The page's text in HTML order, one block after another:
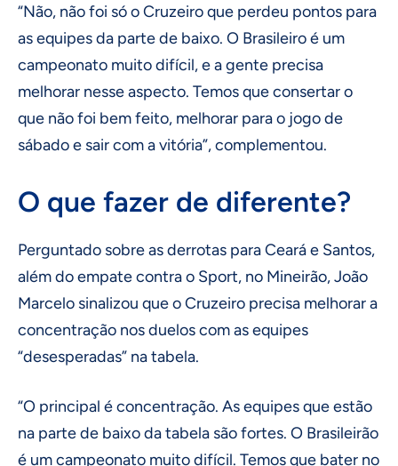
“Não, não foi só o Cruzeiro que perdeu pontos para
as equipes da parte de baixo. O Brasileiro é um
campeonato muito difícil, e a gente precisa
melhorar nesse aspecto. Temos que consertar o
que não foi bem feito, melhorar para o jogo de
sábado e sair com a vitória”, complementou.
O que fazer de diferente?
Perguntado sobre as derrotas para Ceará e Santos,
além do empate contra o Sport, no Mineirão, João
Marcelo sinalizou que o Cruzeiro precisa melhorar a
concentração nos duelos com as equipes
“desesperadas” na tabela.
“O principal é concentração. As equipes que estão
na parte de baixo da tabela são fortes. O Brasileirão
é um campeonato muito difícil. Temos que bater no